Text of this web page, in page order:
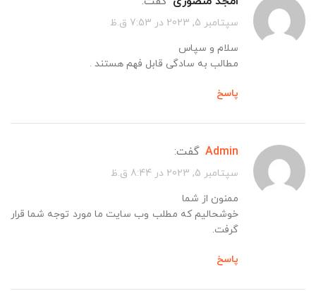
سپتامبر 5, 2023 در 7:53 ق.ظ
سلام و سپاس
مطالب به سادگی قابل فهم هستند .
پاسخ
admin گفت:
سپتامبر 5, 2023 در 8:44 ق.ظ
ممنون از شما
خوشحالیم که مطلب وب سایت ما مورد توجه شما قرار
گرفت.
پاسخ